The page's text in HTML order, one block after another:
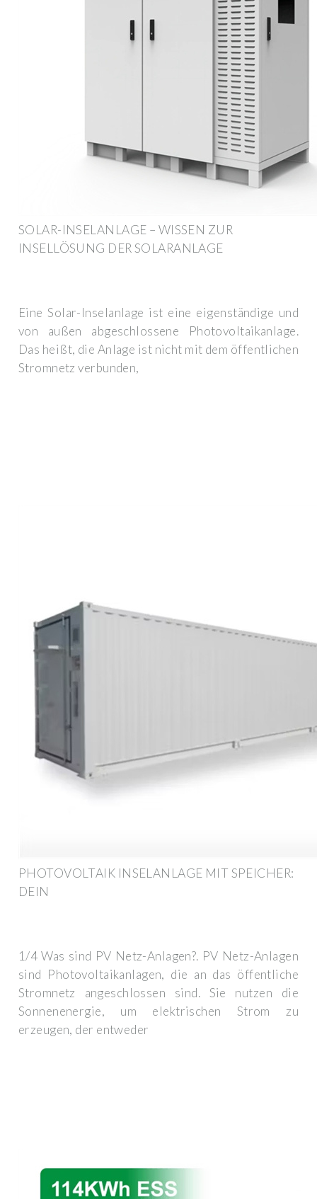
SOLAR-INSELANLAGE – WISSEN ZUR
INSELLÖSUNG DER SOLARANLAGE
Eine Solar-Inselanlage ist eine eigenständige und
von außen abgeschlossene Photovoltaikanlage.
Das heißt, die Anlage ist nicht mit dem öffentlichen
Stromnetz verbunden,
PHOTOVOLTAIK INSELANLAGE MIT SPEICHER:
DEIN
1/4 Was sind PV Netz-Anlagen?. PV Netz-Anlagen
sind Photovoltaikanlagen, die an das öffentliche
Stromnetz angeschlossen sind. Sie nutzen die
Sonnenenergie, um elektrischen Strom zu
erzeugen, der entweder